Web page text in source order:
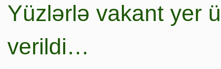
Yüzlərlə vakant yer
verildi…